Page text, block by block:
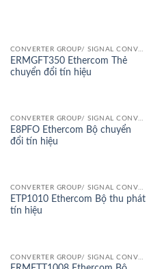
ERMGFT350 Ethercom Thẻ
chuyển đổi tín hiệu
CONVERTER GROUP/ SIGNAL CONVERTER
E8PFO Ethercom Bộ chuyển
đổi tín hiệu
CONVERTER GROUP/ SIGNAL CONVERTER
ETP1010 Ethercom Bộ thu phát
tín hiệu